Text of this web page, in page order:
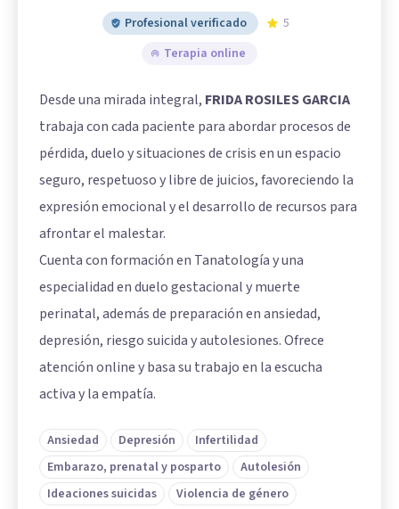
Profesional verificado
5
Terapia online
Desde una mirada integral, FRIDA ROSILES GARCIA
trabaja con cada paciente para abordar procesos de
pérdida, duelo y situaciones de crisis en un espacio
seguro, respetuoso y libre de juicios, favoreciendo la
expresión emocional y el desarrollo de recursos para
afrontar el malestar.
Cuenta con formación en Tanatología y una
especialidad en duelo gestacional y muerte
perinatal, además de preparación en ansiedad,
depresión, riesgo suicida y autolesiones. Ofrece
atención online y basa su trabajo en la escucha
activa y la empatía.
Ansiedad Depresión
Infertilidad
Embarazo, prenatal y posparto
Autolesión
Ideaciones suicidas
Violencia de género